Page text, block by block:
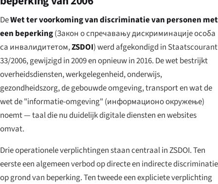
DeWet ter voorkoming van discriminatie van personen met
een beperking(Закон о спречавању дискриминације особа
са инвалидитетом,ZSDOI) werd afgekondigd in Staatscourant
33/2006, gewijzigd in 2009 en opnieuw in 2016. De wet bestrijkt
overheidsdiensten, werkgelegenheid, onderwijs,
gezondheidszorg, de gebouwde omgeving, transport en wat de
wet de "informatie-omgeving" (информационо окружење)
noemt — taal die nu duidelijk digitale diensten en websites
omvat.
Drie operationele verplichtingen staan centraal in ZSDOI. Ten
eerste een algemeen verbod op directe en indirecte discriminatie
op grond van beperking. Ten tweede een expliciete verplichting